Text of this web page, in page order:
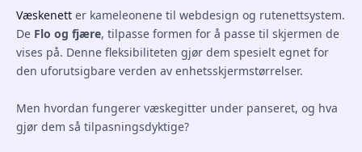
Væskenett er kameleonene til webdesign og rutenettsystem.
De Flo og fjære, tilpasse formen for å passe til skjermen de
vises på. Denne fleksibiliteten gjør dem spesielt egnet for
den uforutsigbare verden av enhetsskjermstørrelser.
Men hvordan fungerer væskegitter under panseret, og hva
gjør dem så tilpasningsdyktige?